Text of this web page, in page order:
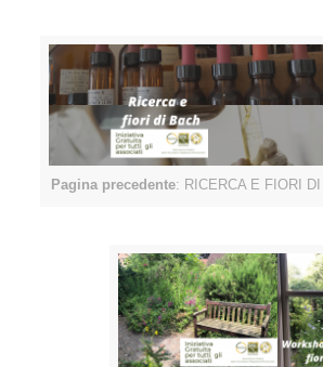
Pagina precedente: RICERCA E FIORI DI